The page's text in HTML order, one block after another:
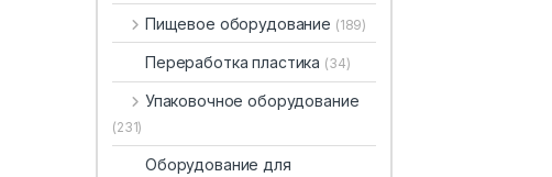
Пищевое оборудование (189)
Переработка пластика (34)
Упаковочное оборудование
(231)
Оборудование для